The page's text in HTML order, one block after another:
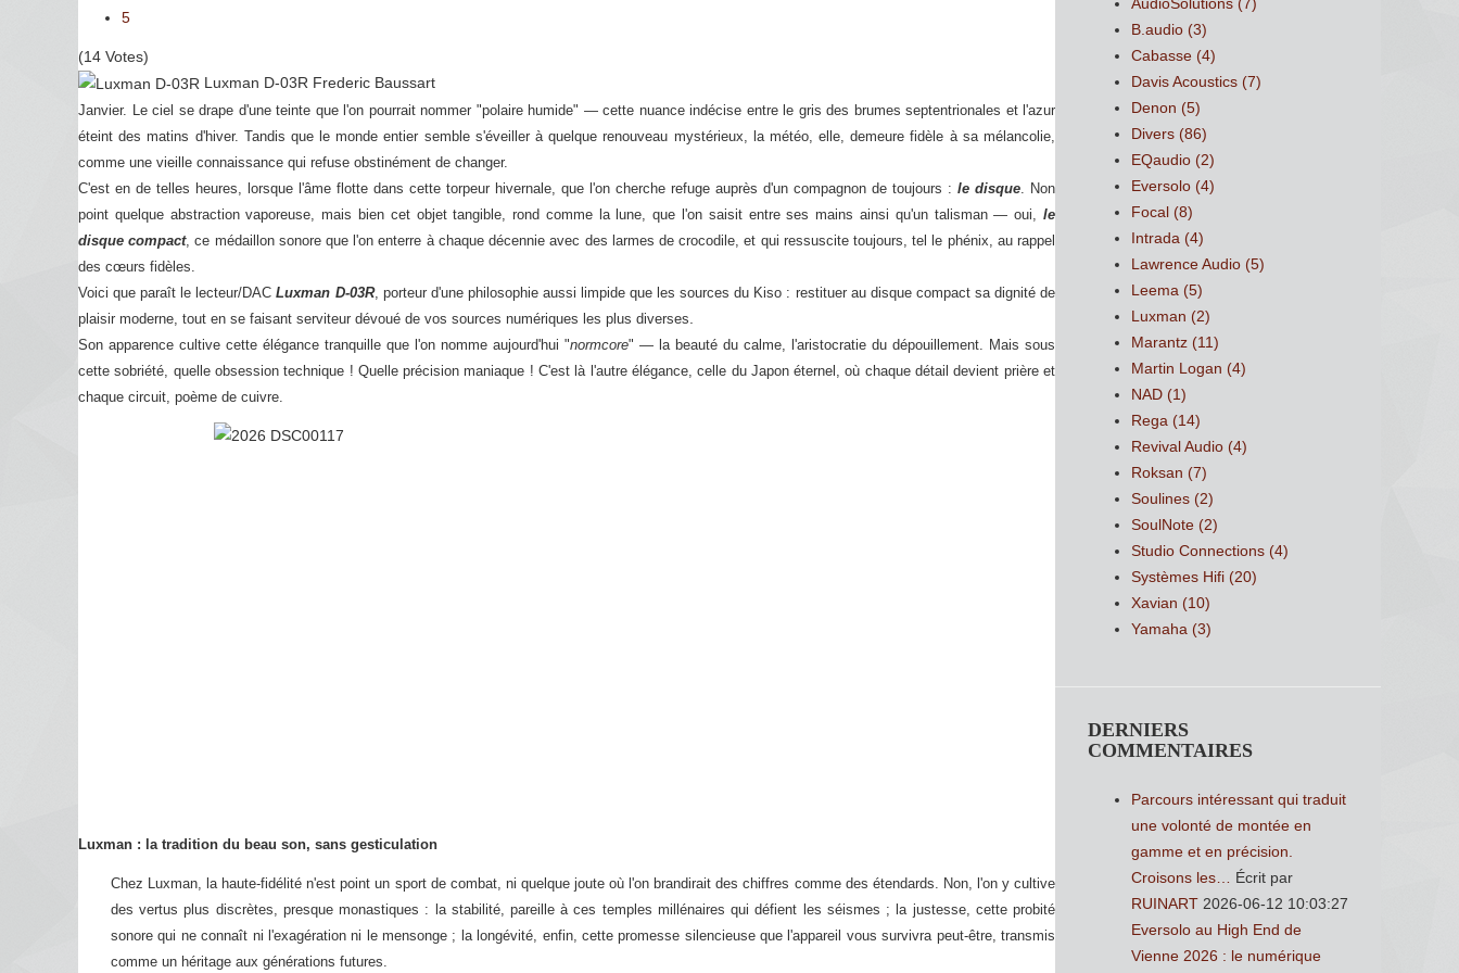
5
(14 Votes)
Luxman D-03R Frederic Baussart
Janvier. Le ciel se drape d'une teinte que l'on pourrait nommer "polaire humide" — cette nuance indécise entre le gris des brumes septentrionales et l'azur
éteint des matins d'hiver. Tandis que le monde entier semble s'éveiller à quelque renouveau mystérieux, la météo, elle, demeure fidèle à sa mélancolie,
comme une vieille connaissance qui refuse obstinément de changer.
C'est en de telles heures, lorsque l'âme flotte dans cette torpeur hivernale, que l'on cherche refuge auprès d'un compagnon de toujours : le disque. Non
point quelque abstraction vaporeuse, mais bien cet objet tangible, rond comme la lune, que l'on saisit entre ses mains ainsi qu'un talisman — oui, le
disque compact, ce médaillon sonore que l'on enterre à chaque décennie avec des larmes de crocodile, et qui ressuscite toujours, tel le phénix, au rappel
des cœurs fidèles.
Voici que paraît le lecteur/DACLuxman D-03R, porteur d'une philosophie aussi limpide que les sources du Kiso : restituer au disque compact sa dignité de
plaisir moderne, tout en se faisant serviteur dévoué de vos sources numériques les plus diverses
Son apparence cultive cette élégance tranquille que l'on nomme aujourd'hui "normcore" — la beauté du calme, l'aristocratie du dépouillement. Mais sous
cette sobriété, quelle obsession technique ! Quelle précision maniaque ! C'est là l'autre élégance, celle du Japon éternel, où chaque détail devient prière et
chaque circuit, poème de cuivre.
Luxman : la tradition du beau son, sans gesticulation
Chez Luxman, la haute-fidélité n'est point un sport de combat, ni quelque joute où l'on brandirait des chiffres comme des étendards. Non, l'on y cultive
des vertus plus discrètes, presque monastiques : la stabilité, pareille à ces temples millénaires qui défient les séismes ; la justesse, cette probité
sonore qui ne connaît ni l'exagération ni le mensonge ; la longévité, enfin, cette promesse silencieuse que l'appareil vous survivra peut-être, transmis
comme un héritage aux générations futures.
B.audio (3)
Cabasse (4)
Davis Acoustics (7)
Denon (5)
Divers (86)
EQaudio (2)
Eversolo (4)
Focal (8)
Intrada (4)
Lawrence Audio (5)
Leema (5)
Luxman (2)
Marantz (11)
Martin Logan (4)
NAD (1)
Rega (14)
Revival Audio (4)
Roksan (7)
Soulines (2)
SoulNote (2)
Studio Connections (4)
Systèmes Hifi (20)
Xavian (10)
Yamaha (3)
DERNIERS
COMMENTAIRES
Parcours intéressant qui traduit
une volonté de montée en
gamme et en précision.
Croisons les…
Écrit par
RUINART 2026-06-12 10:03:27
Eversolo au High End de
Vienne 2026 : le numérique